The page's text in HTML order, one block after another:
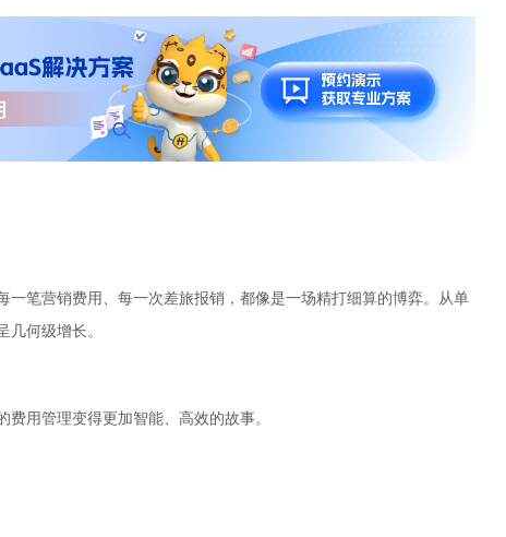
一笔营销费用、每一次差旅报销，都像是一场精打细算的博弈。从单
何级增长。
用管理变得更加智能、高效的故事。